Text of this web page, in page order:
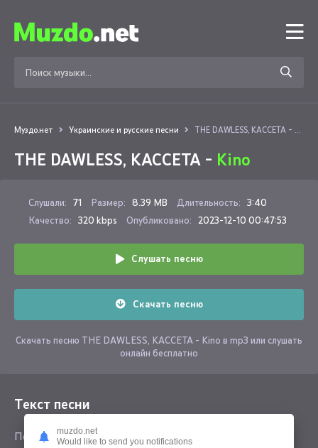
Муздо.нет Украинские и русские песни THE DAWLESS, KACCETA - Kino
THE DAWLESS, KACCETA - Kino
Слушали: 71 Размер: 8.39 MB Длительность: 3:40
Качество: 320 kbps Опубликовано: 2023-12-10 00:47:53
Слушать песню
Скачать песню
Скачать песню THE DAWLESS, KACCETA - Kino в mp3 или слушать
онлайн бесплатно
Текст песни
Перестать бежать значит остановиться
muzdo.net
Would like to send you notifications